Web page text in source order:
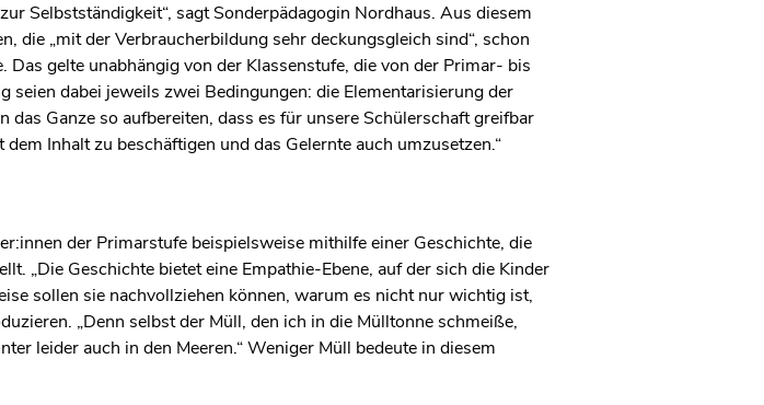
Selbstständigkeit“, sagt Sonderpädagogin Nordhaus. Aus diesem
die „mit der Verbraucherbildung sehr deckungsgleich sind“, schon
gelte unabhängig von der Klassenstufe, die von der Primar- bis
dabei jeweils zwei Bedingungen: die Elementarisierung der
Ganze so aufbereiten, dass es für unsere Schülerschaft greifbar
Inhalt zu beschäftigen und das Gelernte auch umzusetzen.“
der Primarstufe beispielsweise mithilfe einer Geschichte, die
„Die Geschichte bietet eine Empathie-Ebene, auf der sich die Kinder
sollen sie nachvollziehen können, warum es nicht nur wichtig ist,
„Denn selbst der Müll, den ich in die Mülltonne schmeiße,
leider auch in den Meeren.“ Weniger Müll bedeute in diesem